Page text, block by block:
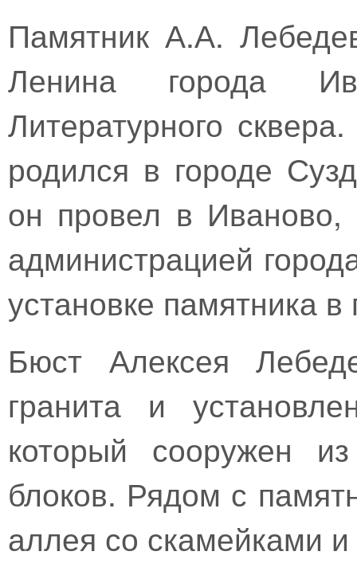
Памятник А.А.
Ленина города
Литературного
родился в городе
он провел в
администрацией
установке памятника
Бюст Алексея
гранита и
который сооружен
блоков. Рядом с
аллея со скамейками